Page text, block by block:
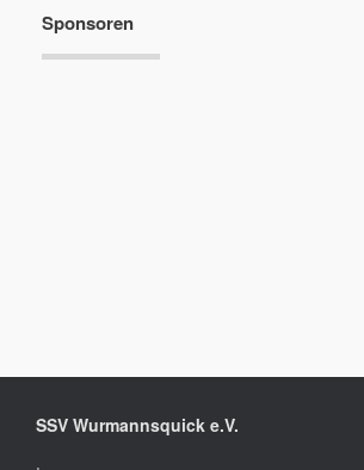
Sponsoren
SSV Wurmannsquick e.V.